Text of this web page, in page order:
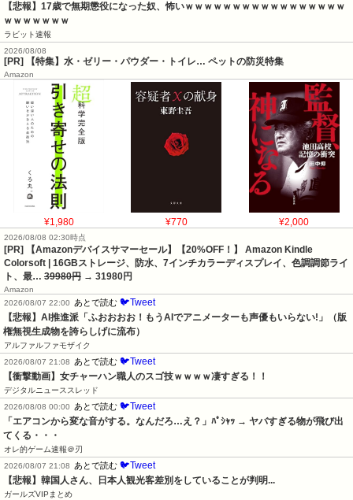
【悲報】17歳で無期懲役になった奴、怖いｗｗｗｗｗｗｗｗｗｗｗｗｗｗｗｗｗ
ｗｗｗｗｗｗｗ
ラビット速報
2026/08/08
[PR] 【特集】水・ゼリー・パウダー・トイレ… ペットの防災特集
Amazon
¥1,980 ¥770 ¥2,000
2026/08/08 02:30時点
[PR] 【Amazonデバイスサマーセール】【20%OFF！】 Amazon Kindle
Colorsoft | 16GBストレージ、防水、7インチカラーディスプレイ、色調調節ライ
ト、最… 39980円 → 31980円
Amazon
2026/08/07 22:00 あとで読む 🐦Tweet
【悲報】AI推進派「ふおおおお！もうAIでアニメーターも声優もいらない!」（版
権無視生成物を誇らしげに流布）
アルファルファモザイク
2026/08/07 21:08 あとで読む 🐦Tweet
【衝撃動画】女チャーハン職人のスゴ技ｗｗｗｗ凄すぎる！！
デジタルニューススレッド
2026/08/08 00:00 あとで読む 🐦Tweet
「エアコンから変な音がする。なんだろ…え？」ﾊﾟｼｬｯ → ヤバすぎる物が飛び出
てくる・・・
オレ的ゲーム速報＠刃
2026/08/07 21:08 あとで読む 🐦Tweet
【悲報】韓国人さん、日本人観光客差別をしていることが判明...
ガールズVIPまとめ